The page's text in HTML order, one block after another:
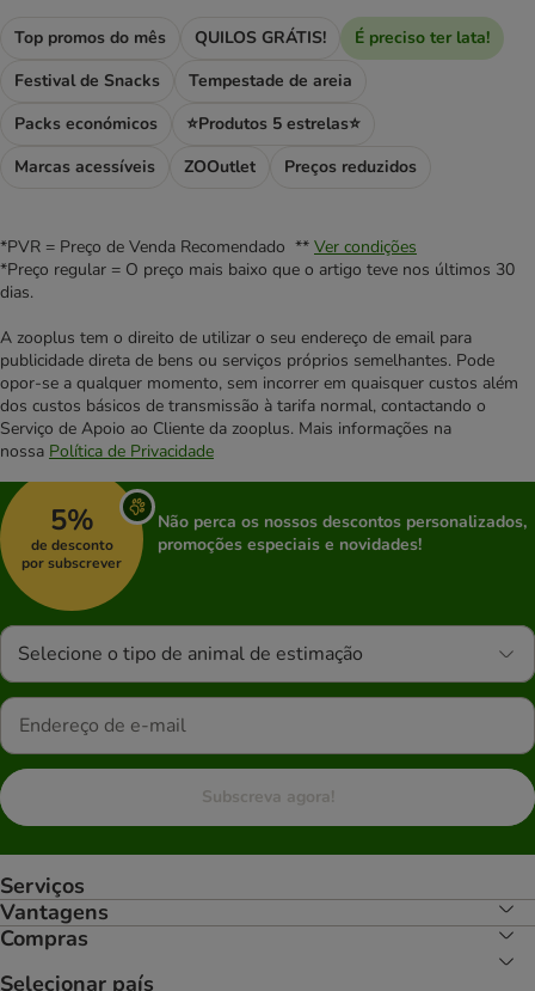
Top promos do mês QUILOS GRÁTIS!
É preciso ter lata!
Festival de Snacks
Tempestade de areia
Packs económicos
⭐Produtos 5 estrelas⭐
Marcas acessíveis
ZOOutlet Preços reduzidos
*PVR = Preço de Venda Recomendado ** Ver condições
*Preço regular = O preço mais baixo que o artigo teve nos últimos 30
dias.
A zooplus tem o direito de utilizar o seu endereço de email para
publicidade direta de bens ou serviços próprios semelhantes. Pode
opor-se a qualquer momento, sem incorrer em quaisquer custos além
dos custos básicos de transmissão à tarifa normal, contactando o
Serviço de Apoio ao Cliente da zooplus. Mais informações na
nossa Política de Privacidade
5%
de desconto
por subscrever
Não perca os nossos descontos personalizados,
promoções especiais e novidades!
Selecione o tipo de animal de estimação
Subscreva agora!
Serviços
Vantagens
Compras
Selecionar país